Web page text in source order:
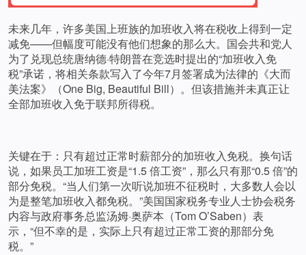
未来几年，许多美国上班族的加班收入将在税收上得到一定
减免——但幅度可能没有他们想象的那么大。国会共和党人
为了兑现总统唐纳德·特朗普在竞选时提出的“加班收入免
税”承诺，将相关条款写入了今年7月签署成为法律的《大而
美法案》（One Big, Beautiful Bill）。但该措施并未真正让
全部加班收入免于联邦所得税。
关键在于：只有超过正常时薪部分的加班收入免税。换句话
说，如果员工加班工资是“1.5 倍工资”，那么只有那“0.5 倍”的
部分免税。“当人们第一次听说加班不征税时，大多数人会以
为是整笔加班收入都免税。”美国国家税务专业人士协会税务
内容与政府事务总监汤姆·奥萨本（Tom O’Saben）表
示，“但不幸的是，实际上只有超过正常工资的那部分免
税。”